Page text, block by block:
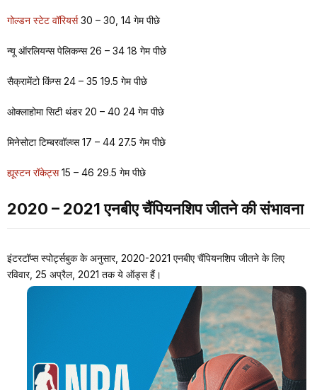
गोल्डन स्टेट वॉरियर्स30 – 30, 14 गेम पीछे
न्यू ऑरलियन्स पेलिकन्स 26 – 34 18 गेम पीछे
सैक्रामेंटो किंग्स 24 – 35 19.5 गेम पीछे
ओक्लाहोमा सिटी थंडर 20 – 40 24 गेम पीछे
मिनेसोटा टिम्बरवॉल्व्स 17 – 44 27.5 गेम पीछे
ह्यूस्टन रॉकेट्स15 – 46 29.5 गेम पीछे
2020 – 2021 एनबीए चैंपियनशिप जीतने की संभावना
इंटरटॉप्स स्पोर्ट्सबुक के अनुसार, 2020-2021 एनबीए चैंपियनशिप जीतने के लिए
रविवार, 25 अप्रैल, 2021 तक ये ऑड्स हैं।